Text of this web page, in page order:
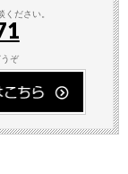
ださい。
ぞ